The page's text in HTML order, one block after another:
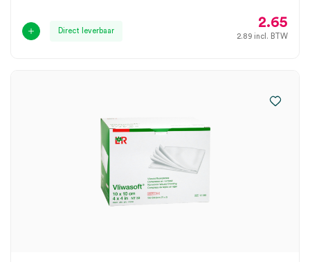
Direct leverbaar
2.65
2.89 incl. BTW